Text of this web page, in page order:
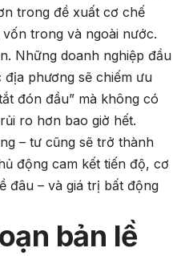
trong đề xuất cơ chế
trong và ngoài nước.
Những doanh nghiệp đầu
phương sẽ chiếm ưu
đón đầu” mà không có
ro hơn bao giờ hết.
– tư cũng sẽ trở thành
động cam kết tiến độ, cơ
đâu – và giá trị bất động
bản lề